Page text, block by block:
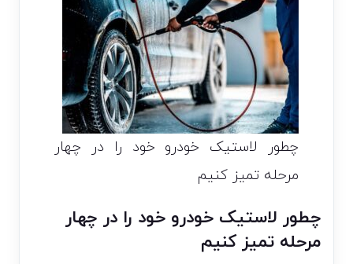
چطور لاستیک خودرو خود را در چهار
مرحله تمیز کنیم
چطور لاستیک خودرو خود را در چهار
مرحله تمیز کنیم